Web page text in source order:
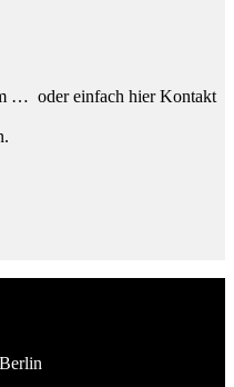
… oder einfach hier Kontakt